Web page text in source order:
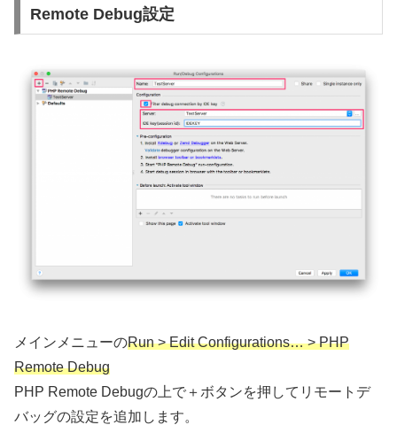
Remote Debug設定
メインメニューのRun > Edit Configurations… > PHP
Remote Debug
PHP Remote Debugの上で＋ボタンを押してリモートデ
バッグの設定を追加します。